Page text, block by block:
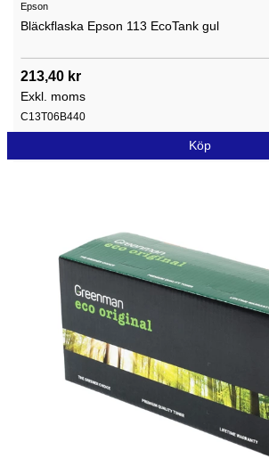
Epson
Bläckflaska Epson 113 EcoTank gul
213,40 kr
Exkl. moms
C13T06B440
Köp